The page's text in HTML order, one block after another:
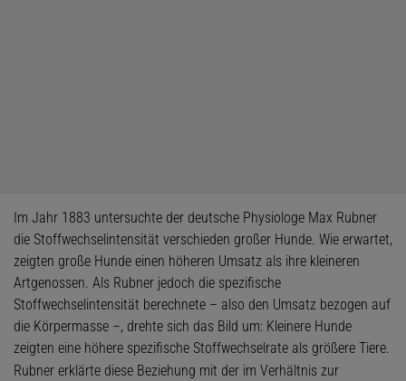
Im Jahr 1883 untersuchte der deutsche Physiologe Max Rubner
die Stoffwechselintensität verschieden großer Hunde. Wie erwartet,
zeigten große Hunde einen höheren Umsatz als ihre kleineren
Artgenossen. Als Rubner jedoch die spezifische
Stoffwechselintensität berechnete – also den Umsatz bezogen auf
die Körpermasse –, drehte sich das Bild um: Kleinere Hunde
zeigten eine höhere spezifische Stoffwechselrate als größere Tiere.
Rubner erklärte diese Beziehung mit der im Verhältnis zur